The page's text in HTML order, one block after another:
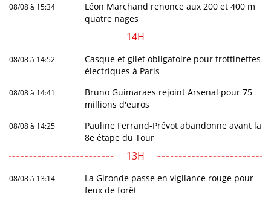
08/08 à 15:34
Léon Marchand renonce aux 200 et 400 m
quatre nages
14H
08/08 à 14:52
Casque et gilet obligatoire pour trottinettes
électriques à Paris
08/08 à 14:41
Bruno Guimaraes rejoint Arsenal pour 75
millions d'euros
08/08 à 14:25
Pauline Ferrand-Prévot abandonne avant la
8e étape du Tour
13H
08/08 à 13:14
La Gironde passe en vigilance rouge pour
feux de forêt